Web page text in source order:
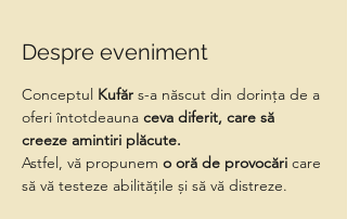
Despre eveniment
Conceptul Kufăr s-a născut din dorința de a
oferi întotdeauna ceva diferit, care să
creeze amintiri plăcute.
Astfel, vă propunem o oră de provocări care
să vă testeze abilitățile și să vă distreze.